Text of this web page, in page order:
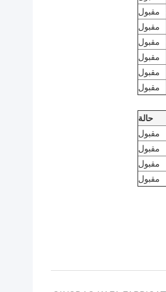
مقبول
مقبول
مقبول
مقبول
مقبول
مقبول
حالة
مقبول
مقبول
مقبول
مقبول